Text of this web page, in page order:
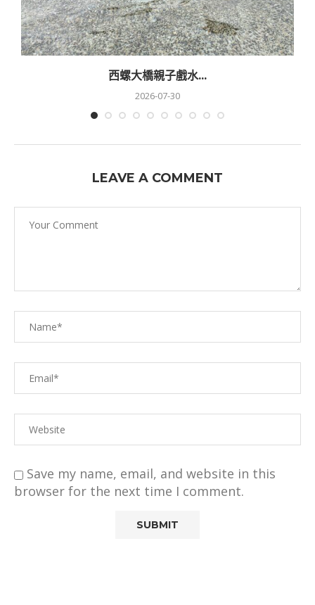
西螺大橋親子戲水...
2026-07-30
LEAVE A COMMENT
Save my name, email, and website in this
browser for the next time I comment.